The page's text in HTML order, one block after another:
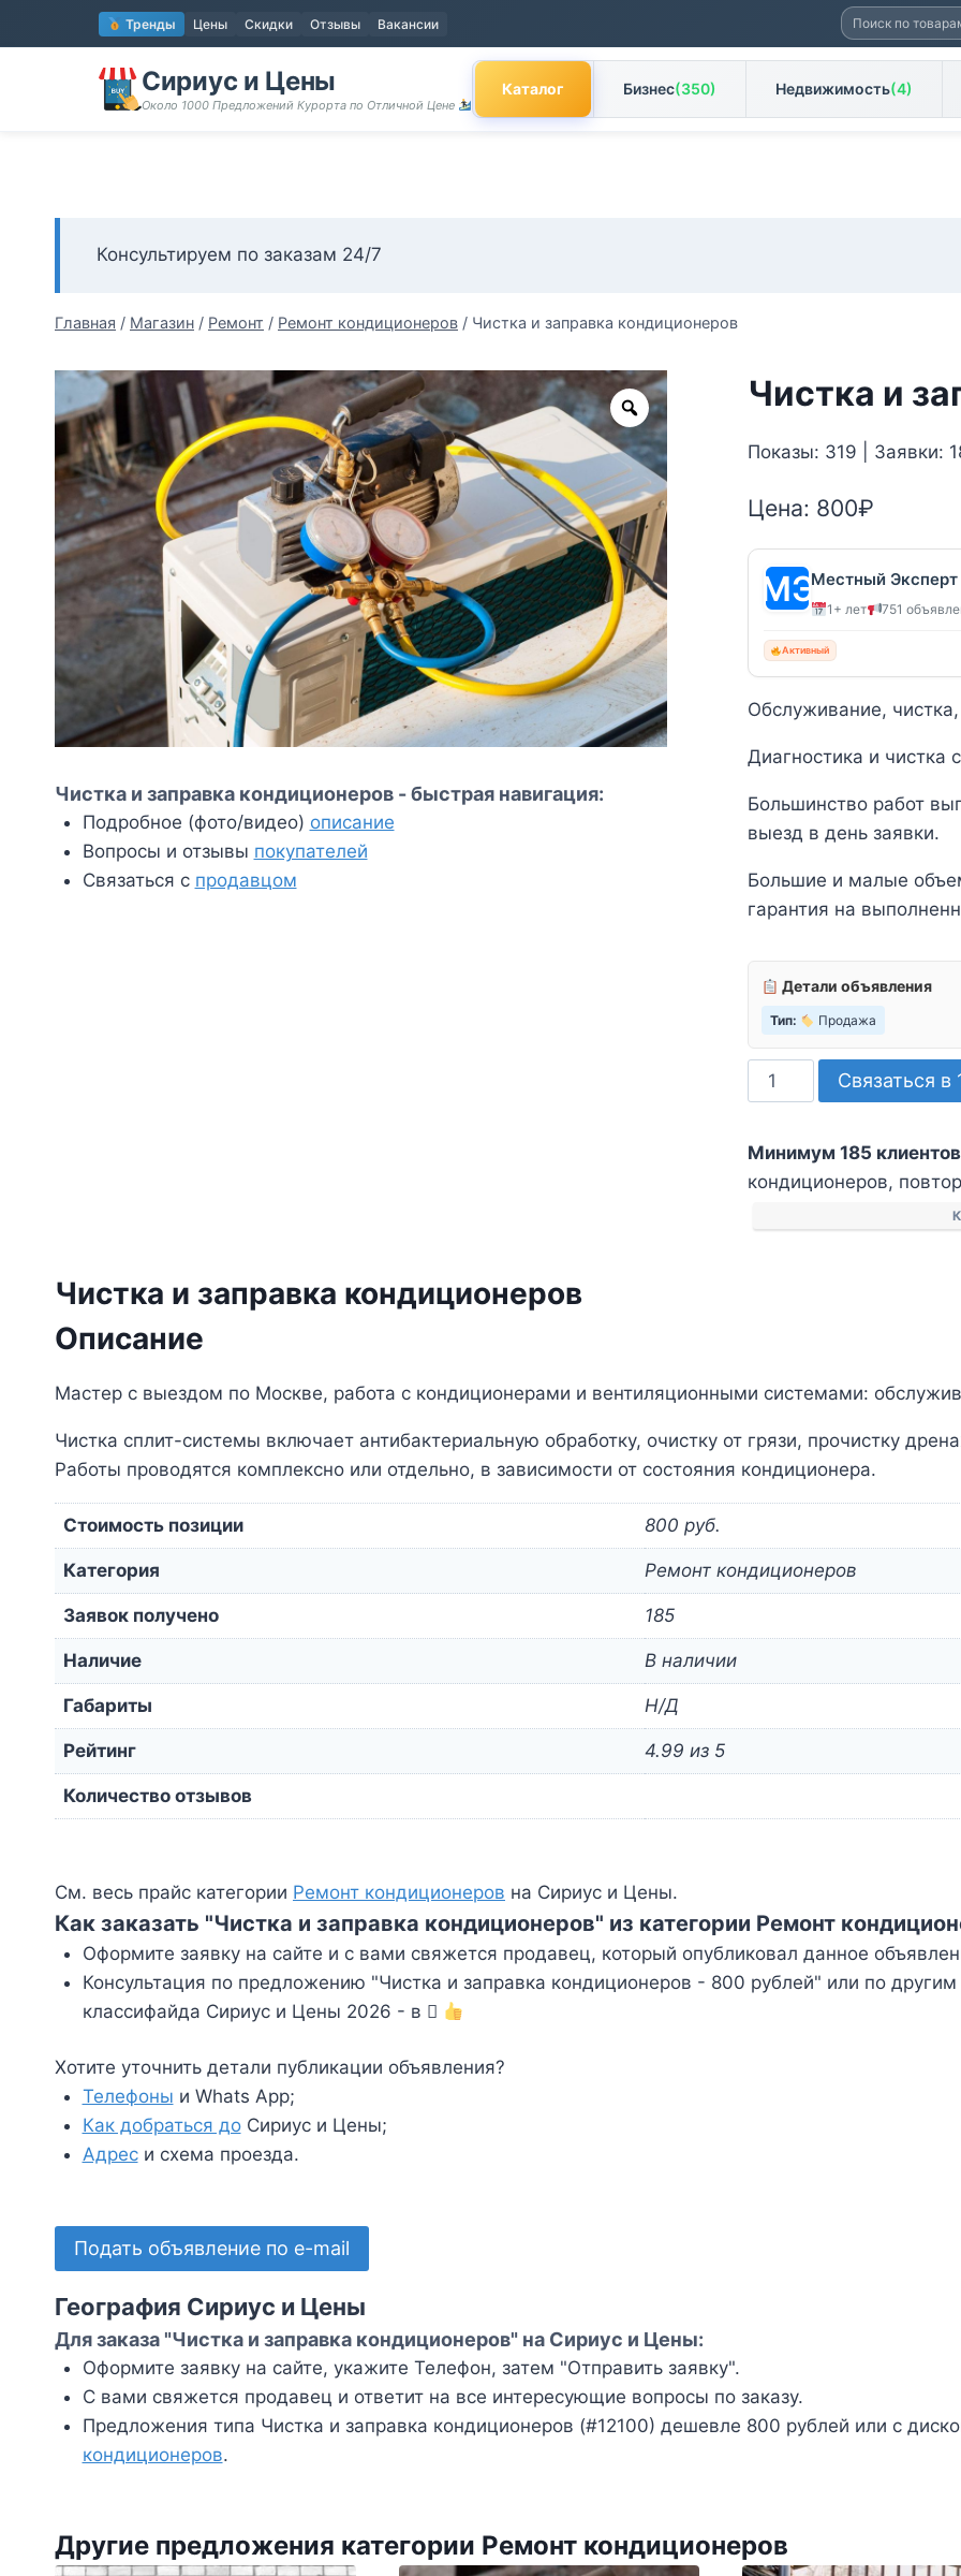
к
содержимому
Тренды Цены Скидки Отзывы Вакансии Искать:
Сириус и Цены
Около 1000 Предложений Курорта по Отличной Цене
Каталог Бизнес(350) Недвижимость(4)
Консультируем по заказам 24/7
Главная / Магазин / Ремонт / Ремонт кондиционеров / Чистка и заправка кондиционеров
Zoom Чистка и
Показы: 319 | Заявки:
Цена: 800₽
Местный Эксперт
1+ лет 751
Активный
Обслуживание,
Диагностика и чистка
Большинство работ
выезд в день заявки.
Большие и малые
гарантия на
Детали объявления
Тип: Продажа
Количество
товара
и
заправка
Связаться в
Минимум 185
кондиционеров,
Чистка и заправка кондиционеров - быстрая навигация:
Подробное (фото/видео) описание
Вопросы и отзывы покупателей
Связаться с продавцом
Чистка и заправка кондиционеров
Описание
Мастер с выездом по Москве, работа с кондиционерами и вентиляционными системами:
Чистка сплит-системы включает антибактериальную обработку, очистку от грязи, прочистку
Работы проводятся комплексно или отдельно, в зависимости от состояния кондиционера.
Стоимость позиции 800 руб.
Категория Ремонт кондиционеров
Заявок получено 185
Наличие В наличии
Габариты Н/Д
Рейтинг 4.99 из 5
Количество отзывов
См. весь прайс категории Ремонт кондиционеров на Сириус и Цены.
Как заказать "Чистка и заправка кондиционеров" из категории Ремонт
Оформите заявку на сайте и с вами свяжется продавец, который опубликовал данное
Консультация по предложению "Чистка и заправка кондиционеров - 800 рублей" или по
классифайда Сириус и Цены 2026 - в
Хотите уточнить детали публикации объявления?
Телефоны и Whats App;
Как добраться доСириус и Цены;
Адреси схема проезда.
Подать объявление по e-mail
География Сириус и Цены
Для заказа "Чистка и заправка кондиционеров" на Сириус и Цены:
Оформите заявку на сайте, укажите Телефон, затем "Отправить заявку".
С вами свяжется продавец и ответит на все интересующие вопросы по заказу.
Предложения типа Чистка и заправка кондиционеров (#12100) дешевле 800 рублей или с
кондиционеров.
Другие предложения категории Ремонт кондиционеров